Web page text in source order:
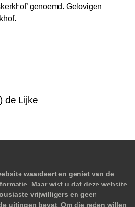
genoemd. Gelovigen
de Lijke
waardeert en geniet van de
Maar wist u dat deze website
vrijwilligers en geen
uitingen bevat. Om die reden willen